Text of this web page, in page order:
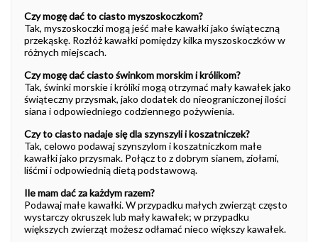
Czy mogę dać to ciasto myszoskoczkom?
Tak, myszoskoczki mogą jeść małe kawałki jako świąteczną
przekąskę. Rozłóż kawałki pomiędzy kilka myszoskoczków w
różnych miejscach.
Czy mogę dać ciasto świnkom morskim i królikom?
Tak, świnki morskie i króliki mogą otrzymać mały kawałek jako
świąteczny przysmak, jako dodatek do nieograniczonej ilości
siana i odpowiedniego codziennego pożywienia.
Czy to ciasto nadaje się dla szynszyli i koszatniczek?
Tak, celowo podawaj szynszylom i koszatniczkom małe
kawałki jako przysmak. Połącz to z dobrym sianem, ziołami,
liśćmi i odpowiednią dietą podstawową.
Ile mam dać za każdym razem?
Podawaj małe kawałki. W przypadku małych zwierząt często
wystarczy okruszek lub mały kawałek; w przypadku
większych zwierząt możesz odłamać nieco większy kawałek.